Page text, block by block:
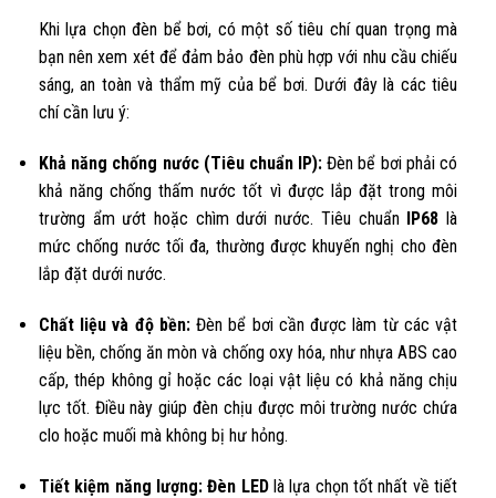
Khi lựa chọn đèn bể bơi, có một số tiêu chí quan trọng mà
bạn nên xem xét để đảm bảo đèn phù hợp với nhu cầu chiếu
sáng, an toàn và thẩm mỹ của bể bơi. Dưới đây là các tiêu
chí cần lưu ý:
Khả năng chống nước (Tiêu chuẩn IP):Đèn bể bơi phải có
khả năng chống thấm nước tốt vì được lắp đặt trong môi
trường ẩm ướt hoặc chìm dưới nước. Tiêu chuẩn IP68 là
mức chống nước tối đa, thường được khuyến nghị cho đèn
lắp đặt dưới nước.
Chất liệu và độ bền:Đèn bể bơi cần được làm từ các vật
liệu bền, chống ăn mòn và chống oxy hóa, như nhựa ABS cao
cấp, thép không gỉ hoặc các loại vật liệu có khả năng chịu
lực tốt. Điều này giúp đèn chịu được môi trường nước chứa
clo hoặc muối mà không bị hư hỏng.
Tiết kiệm năng lượng: Đèn LEDlà lựa chọn tốt nhất về tiết